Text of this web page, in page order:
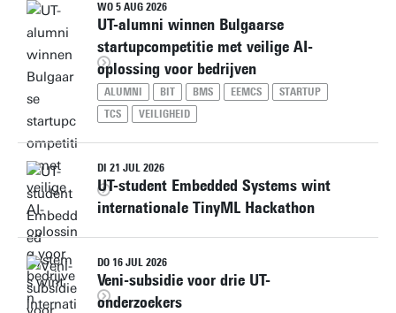
WO 5 AUG 2026
UT-alumni winnen Bulgaarse
startupcompetitie met veilige AI-
oplossing voor bedrijven
ALUMNI BIT BMS EEMCS
STARTUP
TCS
VEILIGHEID
DI 21 JUL 2026
UT-student Embedded Systems wint
internationale TinyML Hackathon
DO 16 JUL 2026
Veni-subsidie voor drie UT-
onderzoekers